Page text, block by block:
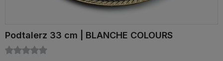
Podtalerz 33 cm | BLANCHE COLOURS